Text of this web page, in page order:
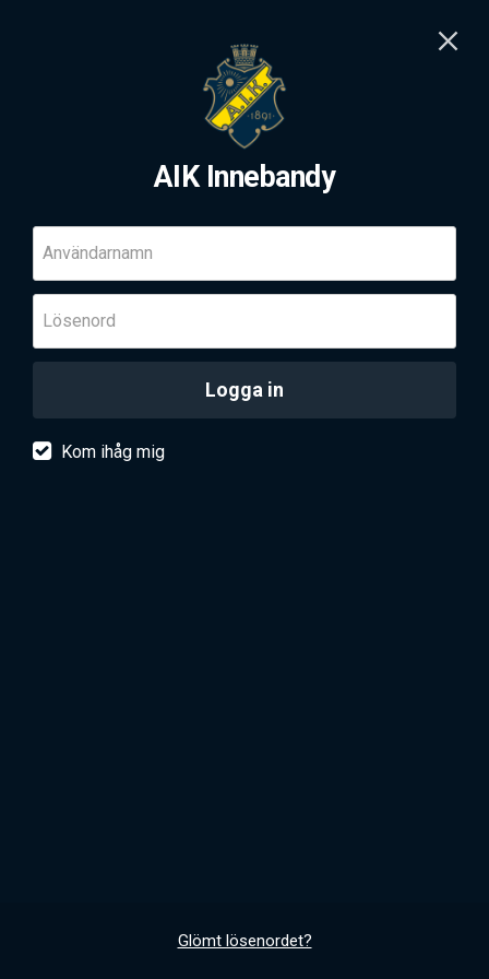
AIK Innebandy
Användarnamn
Lösenord
Logga in
Kom ihåg mig
Glömt lösenordet?